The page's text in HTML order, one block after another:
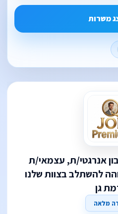
משרות
אנרגטי/ת, עצמאי/ת
להשתלב בצוות שלנו
גן
מלאה